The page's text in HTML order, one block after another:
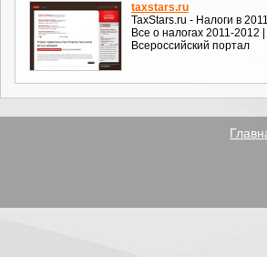
taxstars.ru
TaxStars.ru - Налоги в
Все о налогах 2011-2012 |
Всероссийский портал